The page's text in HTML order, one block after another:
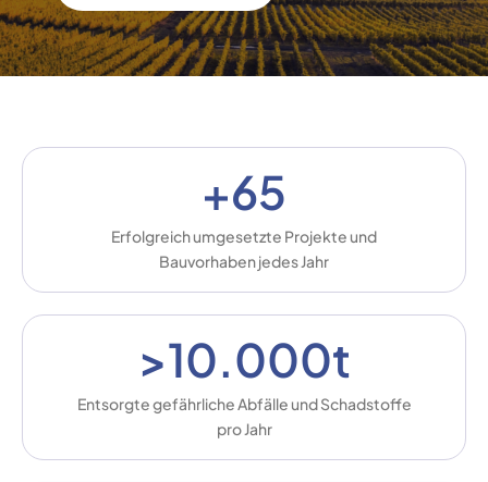
+65
Erfolgreich umgesetzte Projekte und
Bauvorhaben jedes Jahr
>10.000t
Entsorgte gefährliche Abfälle und Schadstoffe
pro Jahr